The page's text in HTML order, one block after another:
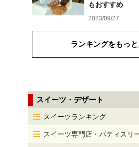
もおすすめ
2023/09/27
ランキングをもっ
スイーツ・デザート
スイーツランキング
スイーツ専門店・パティスリ